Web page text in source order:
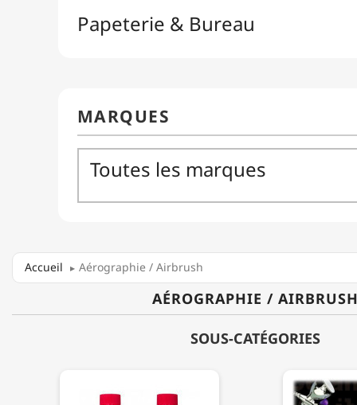
Accueil Aérographie / Airbrush
AÉROGRAPHIE /
SOUS-CATÉGORIES